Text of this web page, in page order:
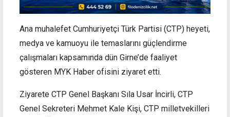
Ana muhalefet Cumhuriyetçi Türk Partisi (CTP) heyeti,
medya ve kamuoyu ile temaslarını güçlendirme
çalışmaları kapsamında dün Girne’de faaliyet
gösteren MYK Haber ofisini ziyaret etti.
Ziyarete CTP Genel Başkanı Sıla Usar İncirli, CTP
Genel Sekreteri Mehmet Kale Kişi, CTP milletvekilleri